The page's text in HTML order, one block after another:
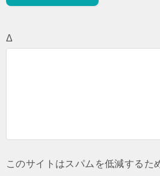
Δ
このサイトはスパムを低減するた